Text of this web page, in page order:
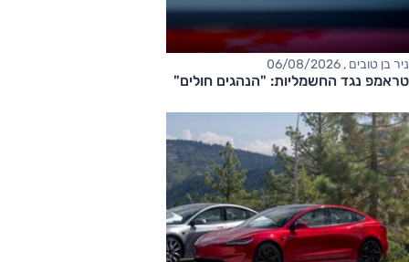
ניר בן טובים , 06/08/2026
טראמפ נגד החשמליות: "הנהגים חולים"